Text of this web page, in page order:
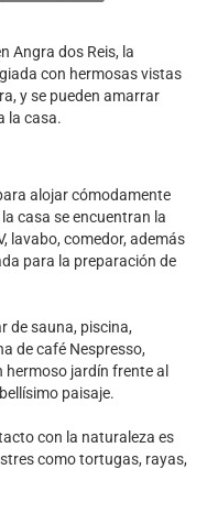
Angra dos Reis, la
con hermosas vistas
y se pueden amarrar
la casa.
alojar cómodamente
casa se encuentran la
lavabo, comedor, además
para la preparación de
de sauna, piscina,
de café Nespresso,
jardín frente al
paisaje.
con la naturaleza es
como tortugas, rayas,